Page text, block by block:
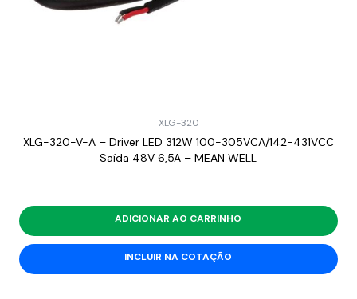
XLG-320
XLG-320-V-A – Driver LED 312W 100-305VCA/142-431VCC
Saída 48V 6,5A – MEAN WELL
ADICIONAR AO CARRINHO
INCLUIR NA COTAÇÃO